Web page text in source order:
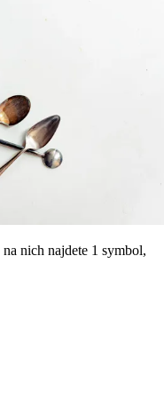
nich najdete 1 symbol,